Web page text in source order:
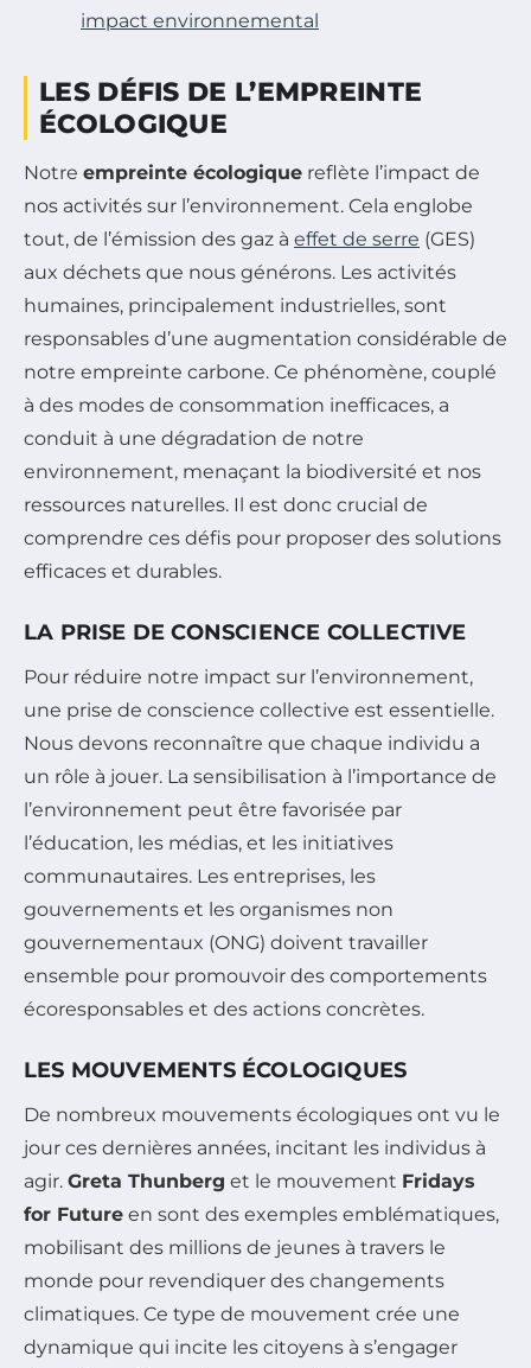
impact environnemental
LES DÉFIS DE L’EMPREINTE
ÉCOLOGIQUE
Notre empreinte écologique reflète l’impact de
nos activités sur l’environnement. Cela englobe
tout, de l’émission des gaz à effet de serre (GES)
aux déchets que nous générons. Les activités
humaines, principalement industrielles, sont
responsables d’une augmentation considérable de
notre empreinte carbone. Ce phénomène, couplé
à des modes de consommation inefficaces, a
conduit à une dégradation de notre
environnement, menaçant la biodiversité et nos
ressources naturelles. Il est donc crucial de
comprendre ces défis pour proposer des solutions
efficaces et durables.
LA PRISE DE CONSCIENCE COLLECTIVE
Pour réduire notre impact sur l’environnement,
une prise de conscience collective est essentielle.
Nous devons reconnaître que chaque individu a
un rôle à jouer. La sensibilisation à l’importance de
l’environnement peut être favorisée par
l’éducation, les médias, et les initiatives
communautaires. Les entreprises, les
gouvernements et les organismes non
gouvernementaux (ONG) doivent travailler
ensemble pour promouvoir des comportements
écoresponsables et des actions concrètes.
LES MOUVEMENTS ÉCOLOGIQUES
De nombreux mouvements écologiques ont vu le
jour ces dernières années, incitant les individus à
agir. Greta Thunberg et le mouvement Fridays
for Future en sont des exemples emblématiques,
mobilisant des millions de jeunes à travers le
monde pour revendiquer des changements
climatiques. Ce type de mouvement crée une
dynamique qui incite les citoyens à s’engager